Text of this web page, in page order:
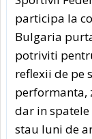
participa la
Bulgaria
potriviti
reflexii de pe
performanta,
dar in
stau luni de